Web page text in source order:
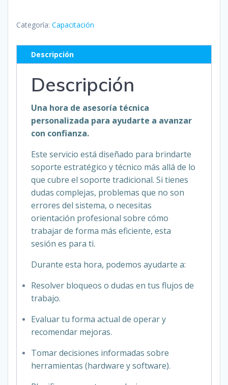
técnica
Categoría: Capacitación
Descripción
Descripción
Una hora de asesoría técnica
personalizada para ayudarte a avanzar
con confianza.
Este servicio está diseñado para brindarte
soporte estratégico y técnico más allá de lo
que cubre el soporte tradicional. Si tienes
dudas complejas, problemas que no son
errores del sistema, o necesitas
orientación profesional sobre cómo
trabajar de forma más eficiente, esta
sesión es para ti.
Durante esta hora, podemos ayudarte a:
Resolver bloqueos o dudas en tus flujos de
trabajo.
Evaluar tu forma actual de operar y
recomendar mejoras.
Tomar decisiones informadas sobre
herramientas (hardware y software).